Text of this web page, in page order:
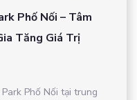
Phố Nối – Tâm
Tăng Giá Trị
Phố Nối tại trung